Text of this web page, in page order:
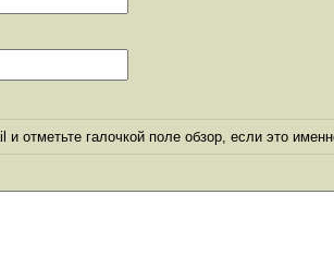
отметьте галочкой поле обзор, если это